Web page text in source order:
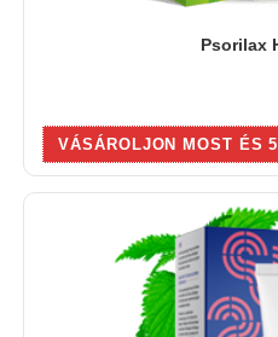
Psorilax
VÁSÁROLJON MOST ÉS